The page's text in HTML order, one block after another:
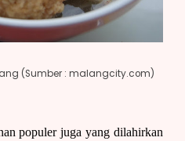
(Sumber : malangcity.com)
populer juga yang dilahirkan